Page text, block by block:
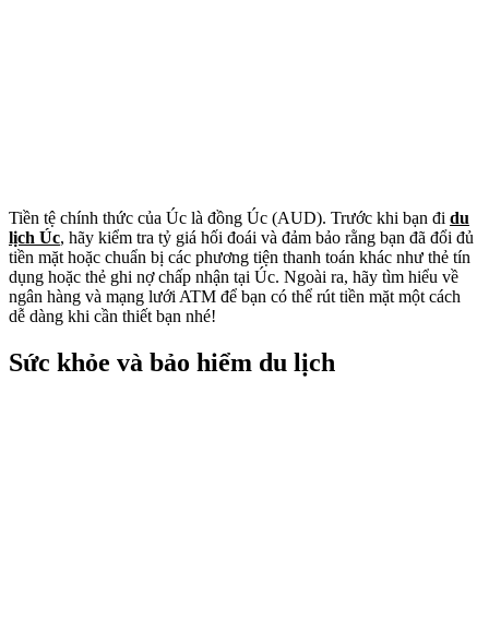
Tiền tệ chính thức của Úc là đồng Úc (AUD). Trước khi bạn đi du
lịch Úc, hãy kiểm tra tỷ giá hối đoái và đảm bảo rằng bạn đã đổi đủ
tiền mặt hoặc chuẩn bị các phương tiện thanh toán khác như thẻ tín
dụng hoặc thẻ ghi nợ chấp nhận tại Úc. Ngoài ra, hãy tìm hiểu về
ngân hàng và mạng lưới ATM để bạn có thể rút tiền mặt một cách
dễ dàng khi cần thiết bạn nhé!
Sức khỏe và bảo hiểm du lịch